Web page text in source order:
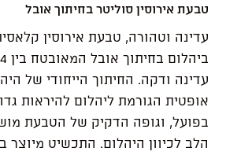
טבעת אירוסין סוליטר בחיתוך אובל
עדינה וטהורה, טבעת אירוסין
עדינה ודקה. החיתוך הייחודי של
אופטית הגורמת ליהלום להיראות
בפועל, וגופה הדקיק של הטבעת
הלב לכיוון היהלום. התכשיט מיוצר